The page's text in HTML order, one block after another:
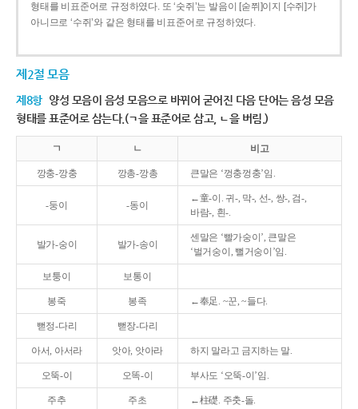
형태를 비표준어로 규정하였다. 또 ‘숫쥐’는 발음이 [숟쮜]이지 [수쥐]가
아니므로 ‘수쥐’와 같은 형태를 비표준어로 규정하였다.
제2절 모음
제8항 양성 모음이 음성 모음으로 바뀌어 굳어진 다음 단어는 음성 모음
형태를 표준어로 삼는다.(ㄱ을 표준어로 삼고, ㄴ을 버림.)
ㄱ ㄴ 비고
깡충-깡충 깡총-깡총 큰말은 ‘껑충껑충’임.
-둥이 -동이
←童-이. 귀-, 막-, 선-, 쌍-, 검-,
바람-, 흰-.
발가-숭이 발가-송이
센말은 ‘빨가숭이’, 큰말은
‘벌거숭이, 뻘거숭이’임.
보퉁이 보통이
봉죽 봉족 ←奉足. ~꾼, ~들다.
뻗정-다리 뻗장-다리
아서, 아서라 앗아, 앗아라 하지 말라고 금지하는 말.
오뚝-이 오똑-이 부사도 ‘오뚝-이’임.
주추 주초 ←柱礎. 주춧-돌.